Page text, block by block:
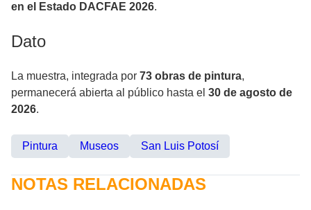
en el Estado DACFAE 2026.
Dato
La muestra, integrada por 73 obras de pintura,
permanecerá abierta al público hasta el 30 de agosto de
2026.
Pintura Museos San Luis Potosí
NOTAS RELACIONADAS